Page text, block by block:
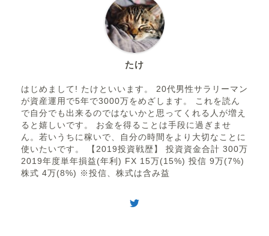
たけ
はじめまして! たけといいます。 20代男性サラリーマン
が資産運用で5年で3000万をめざします。 これを読ん
で自分でも出来るのではないかと思ってくれる人が増え
ると嬉しいです。 お金を得ることは手段に過ぎませ
ん。若いうちに稼いで、自分の時間をより大切なことに
使いたいです。 【2019投資戦歴】 投資資金合計 300万
2019年度単年損益(年利) FX 15万(15%) 投信 9万(7%)
株式 4万(8%) ※投信、株式は含み益